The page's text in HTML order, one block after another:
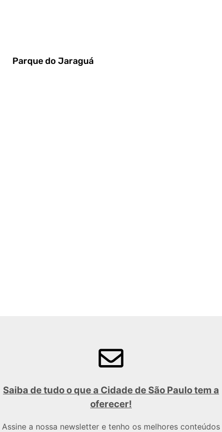
Parque do Jaraguá
Saiba de tudo o que a Cidade de São Paulo tem a
oferecer!
Assine a nossa newsletter e tenho os melhores conteúdos